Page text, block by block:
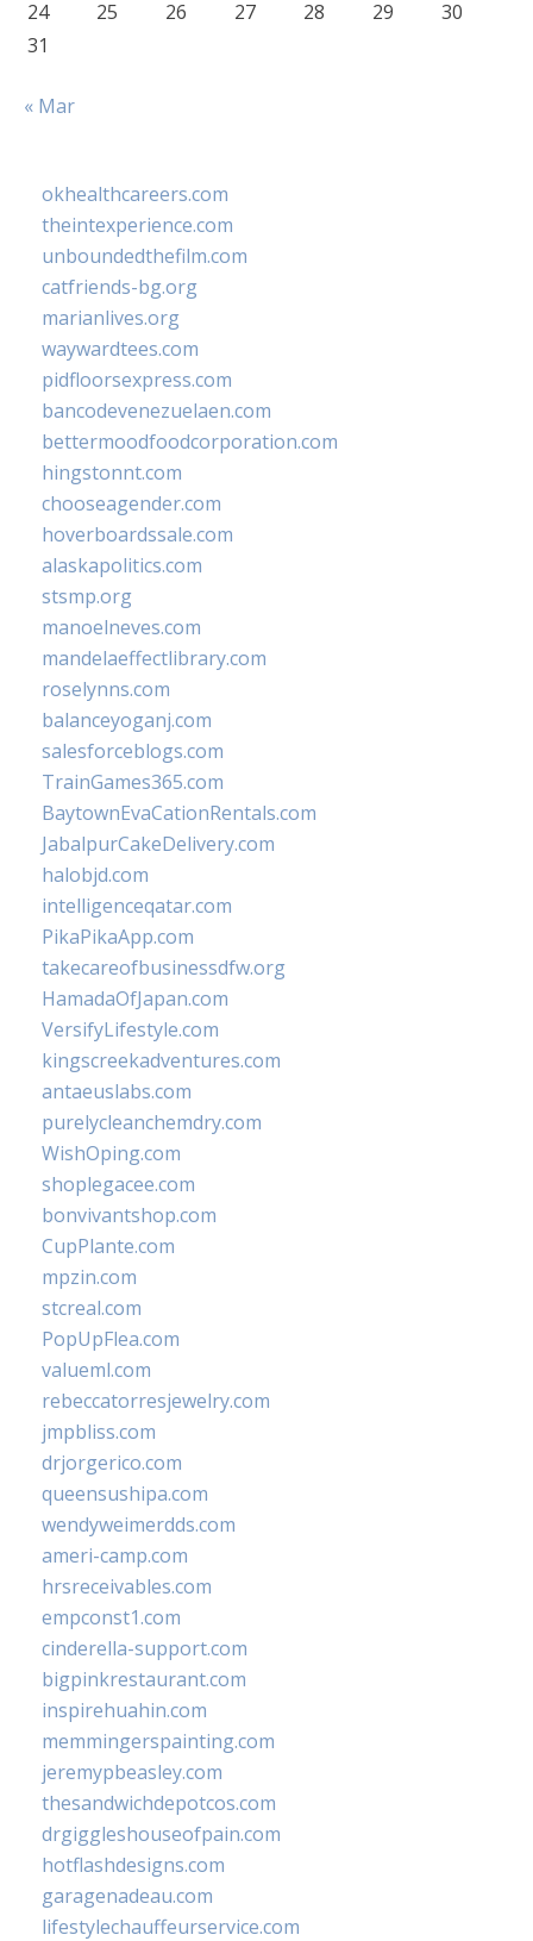
24 25 26 27 28 29
30
31
« Mar
okhealthcareers.com
theintexperience.com
unboundedthefilm.com
catfriends-bg.org
marianlives.org
waywardtees.com
pidfloorsexpress.com
bancodevenezuelaen.com
bettermoodfoodcorporation.com
hingstonnt.com
chooseagender.com
hoverboardssale.com
alaskapolitics.com
stsmp.org
manoelneves.com
mandelaeffectlibrary.com
roselynns.com
balanceyoganj.com
salesforceblogs.com
TrainGames365.com
BaytownEvaCationRentals.com
JabalpurCakeDelivery.com
halobjd.com
intelligenceqatar.com
PikaPikaApp.com
takecareofbusinessdfw.org
HamadaOfJapan.com
VersifyLifestyle.com
kingscreekadventures.com
antaeuslabs.com
purelycleanchemdry.com
WishOping.com
shoplegacee.com
bonvivantshop.com
CupPlante.com
mpzin.com
stcreal.com
PopUpFlea.com
valueml.com
rebeccatorresjewelry.com
jmpbliss.com
drjorgerico.com
queensushipa.com
wendyweimerdds.com
ameri-camp.com
hrsreceivables.com
empconst1.com
cinderella-support.com
bigpinkrestaurant.com
inspirehuahin.com
memmingerspainting.com
jeremypbeasley.com
thesandwichdepotcos.com
drgiggleshouseofpain.com
hotflashdesigns.com
garagenadeau.com
lifestylechauffeurservice.com